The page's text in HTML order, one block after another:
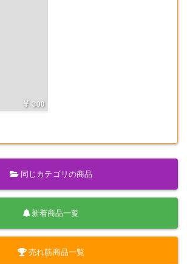
300
同じカテゴリの商品
新着商品一覧
売れ筋商品一覧